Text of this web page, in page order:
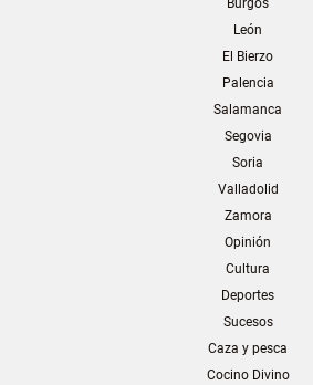
León
El Bierzo
Palencia
Salamanca
Segovia
Soria
Valladolid
Zamora
Opinión
Cultura
Deportes
Sucesos
Caza y pesca
Cocino Divino